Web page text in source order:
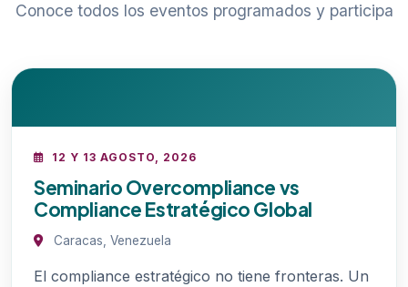
Conoce todos los eventos programados y participa
12 Y 13 AGOSTO, 2026
Seminario Overcompliance vs
Compliance Estratégico Global
Caracas, Venezuela
El compliance estratégico no tiene fronteras. Un